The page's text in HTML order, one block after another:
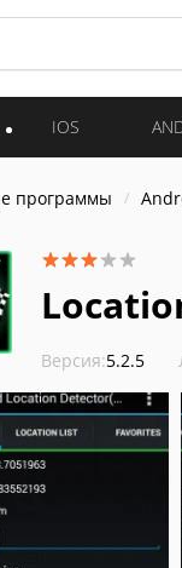
IOS
программы
Версия:5.2.5